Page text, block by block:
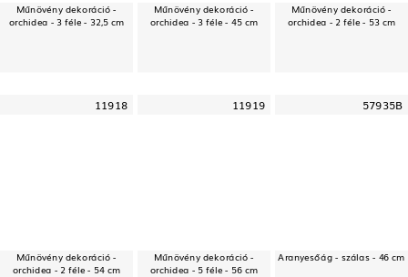
Műnövény dekoráció -
orchidea - 3 féle - 32,5 cm
Műnövény dekoráció -
orchidea - 3 féle - 45 cm
Műnövény dekoráció -
orchidea - 2 féle - 53 cm
11918
Műnövény dekoráció -
orchidea - 2 féle - 54 cm
11919
Műnövény dekoráció -
orchidea - 5 féle - 56 cm
57935B
Aranyesőág - szálas - 46 cm